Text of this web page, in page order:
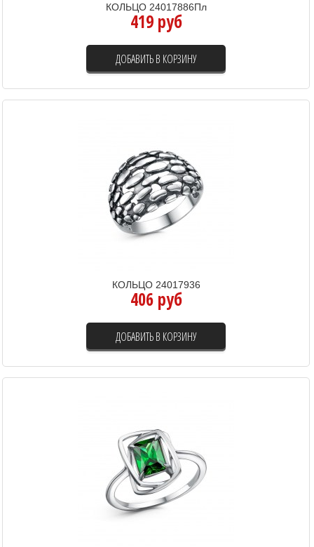
КОЛЬЦО 24017886Пл
419 руб
ДОБАВИТЬ В КОРЗИНУ
КОЛЬЦО 24017936
406 руб
ДОБАВИТЬ В КОРЗИНУ